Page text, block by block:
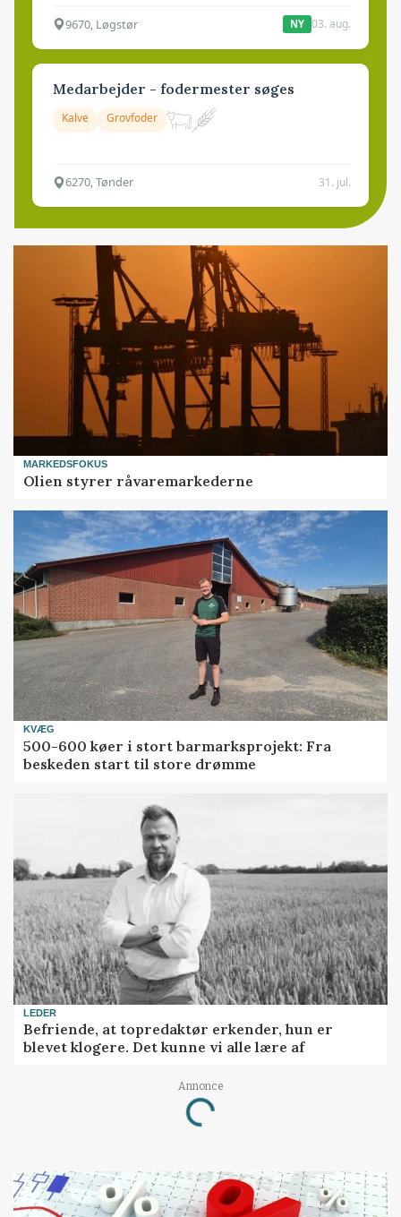
9670, Løgstør NY 03. aug.
Medarbejder - fodermester søges
Kalve Grovfoder
6270, Tønder 31. jul.
MARKEDSFOKUS
Olien styrer råvaremarkederne
KVÆG
500-600 køer i stort barmarksprojekt: Fra
beskeden start til store drømme
LEDER
Befriende, at topredaktør erkender, hun er
blevet klogere. Det kunne vi alle lære af
Annonce
Loading...